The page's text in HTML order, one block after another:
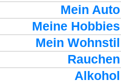
Mein Auto
Meine Hobbies
Mein Wohnstil
Rauchen
Alkohol